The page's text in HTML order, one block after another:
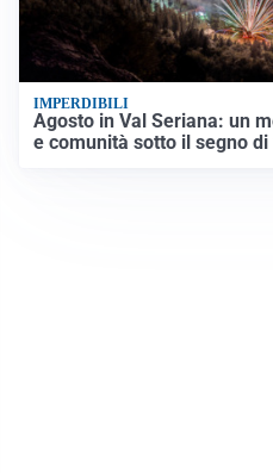
IMPERDIBILI
Agosto in Val Seriana: un
e comunità sotto il segno di